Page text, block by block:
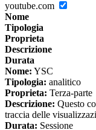
youtube.com
Nome
Tipologia
Proprieta
Descrizione
Durata
Nome: YSC
Tipologia: analitico
Proprieta: Terza-parte
Descrizione: Questo
traccia delle
Durata: Sessione